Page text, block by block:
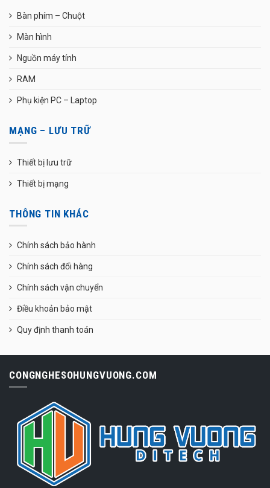
Bàn phím – Chuột
Màn hình
Nguồn máy tính
RAM
Phụ kiện PC – Laptop
MẠNG – LƯU TRỮ
Thiết bị lưu trữ
Thiết bị mạng
THÔNG TIN KHÁC
Chính sách bảo hành
Chính sách đổi hàng
Chính sách vận chuyển
Điều khoản bảo mật
Quy định thanh toán
CONGNGHESOHUNGVUONG.COM